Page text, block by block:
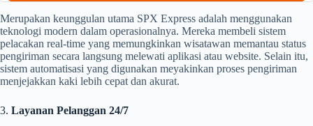
Merupakan keunggulan utama SPX Express adalah menggunakan
teknologi modern dalam operasionalnya. Mereka membeli sistem
pelacakan real-time yang memungkinkan wisatawan memantau status
pengiriman secara langsung melewati aplikasi atau website. Selain itu,
sistem automatisasi yang digunakan meyakinkan proses pengiriman
menjejakkan kaki lebih cepat dan akurat.
3. Layanan Pelanggan 24/7